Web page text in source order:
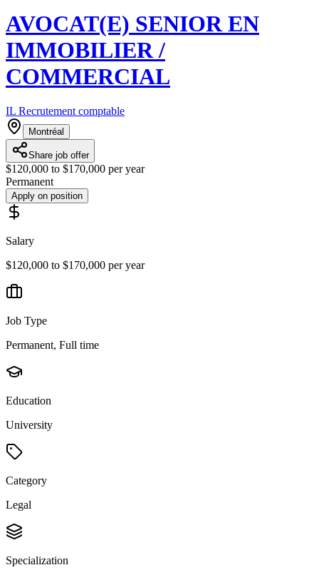
AVOCAT(E) SENIOR EN
IMMOBILIER /
COMMERCIAL
IL Recrutement comptable
Montréal
Share job offer
$120,000 to $170,000 per year
Permanent
Apply on position
Salary
$120,000 to $170,000 per year
Job Type
Permanent, Full time
Education
University
Category
Legal
Specialization